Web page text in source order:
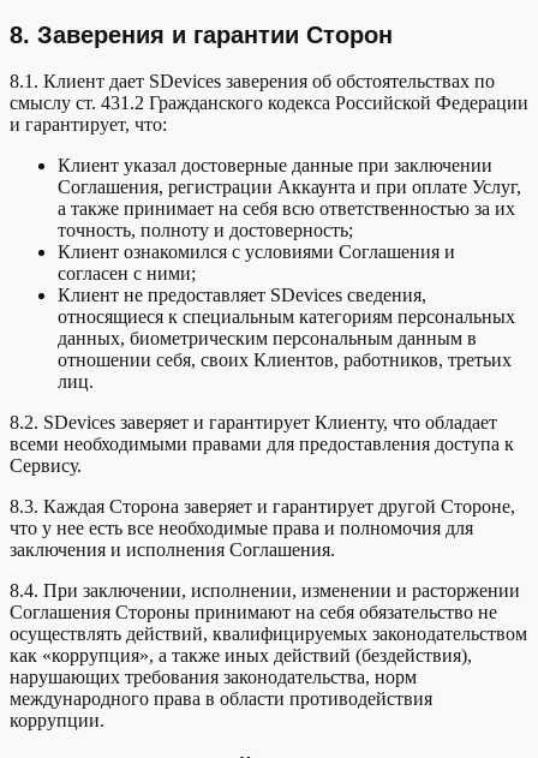
8. Заверения и гарантии Сторон
8.1. Клиент дает SDevices заверения об обстоятельствах по
смыслу ст. 431.2 Гражданского кодекса Российской Федерации
и гарантирует, что:
Клиент указал достоверные данные при заключении
Соглашения, регистрации Аккаунта и при оплате Услуг,
а также принимает на себя всю ответственностью за их
точность, полноту и достоверность;
Клиент ознакомился с условиями Соглашения и
согласен с ними;
Клиент не предоставляет SDevices сведения,
относящиеся к специальным категориям персональных
данных, биометрическим персональным данным в
отношении себя, своих Клиентов, работников, третьих
лиц.
8.2. SDevices заверяет и гарантирует Клиенту, что обладает
всеми необходимыми правами для предоставления доступа к
Сервису.
8.3. Каждая Сторона заверяет и гарантирует другой Стороне,
что у нее есть все необходимые права и полномочия для
заключения и исполнения Соглашения.
8.4. При заключении, исполнении, изменении и расторжении
Соглашения Стороны принимают на себя обязательство не
осуществлять действий, квалифицируемых законодательством
как «коррупция», а также иных действий (бездействия),
нарушающих требования законодательства, норм
международного права в области противодействия
коррупции.